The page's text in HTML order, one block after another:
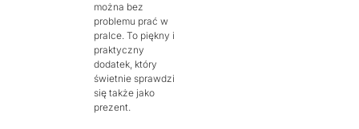
można bez
problemu prać w
pralce. To piękny i
praktyczny
dodatek, który
świetnie sprawdzi
się także jako
prezent.